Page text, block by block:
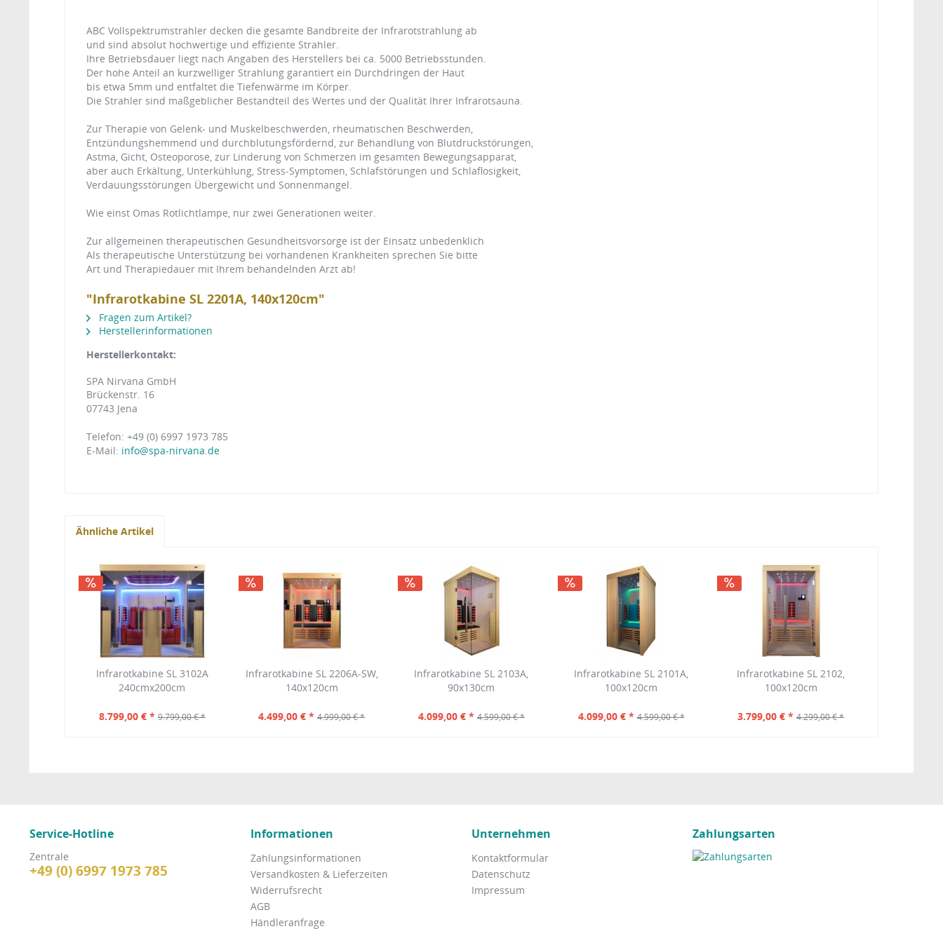
ABC Vollspektrumstrahler decken die gesamte Bandbreite der Infrarotstrahlung ab
und sind absolut hochwertige und effiziente Strahler.
Ihre Betriebsdauer liegt nach Angaben des Herstellers bei ca. 5000 Betriebsstunden.
Der hohe Anteil an kurzwelliger Strahlung garantiert ein Durchdringen der Haut
bis etwa 5mm und entfaltet die Tiefenwärme im Körper.
Die Strahler sind maßgeblicher Bestandteil des Wertes und der Qualität Ihrer Infrarotsauna.
Zur Therapie von Gelenk- und Muskelbeschwerden, rheumatischen Beschwerden,
Entzündungshemmend und durchblutungsfördernd, zur Behandlung von Blutdruckstörungen,
Astma, Gicht, Osteoporose, zur Linderung von Schmerzen im gesamten Bewegungsapparat,
aber auch Erkältung, Unterkühlung, Stress-Symptomen, Schlafstörungen und Schlaflosigkeit,
Verdauungsstörungen Übergewicht und Sonnenmangel.
Wie einst Omas Rotlichtlampe, nur zwei Generationen weiter.
Zur allgemeinen therapeutischen Gesundheitsvorsorge ist der Einsatz unbedenklich
Als therapeutische Unterstützung bei vorhandenen Krankheiten sprechen Sie bitte
Art und Therapiedauer mit Ihrem behandelnden Arzt ab!
"Infrarotkabine SL 2201A, 140x120cm"
Fragen zum Artikel?
Herstellerinformationen
Herstellerkontakt:
SPA Nirvana GmbH
Brückenstr. 16
07743 Jena
Telefon: +49 (0) 6997 1973 785
E-Mail: info@spa-nirvana.de
Ähnliche Artikel
Infrarotkabine SL 3102A
240cmx200cm
8.799,00 € * 9.799,00 € *
Infrarotkabine SL 2206A-SW,
140x120cm
4.499,00 € * 4.999,00 € *
Infrarotkabine SL 2103A,
90x130cm
4.099,00 € * 4.599,00 € *
Infrarotkabine SL 2101A,
100x120cm
4.099,00 € * 4.599,00 € *
Infrarotkabine SL 2102,
100x120cm
3.799,00 € * 4.299,00 € *
Service-Hotline
Zentrale
+49 (0) 6997 1973 785
Informationen
Zahlungsinformationen
Versandkosten & Lieferzeiten
Widerrufsrecht
AGB
Händleranfrage
Unternehmen
Kontaktformular
Datenschutz
Impressum
Zahlungsarten